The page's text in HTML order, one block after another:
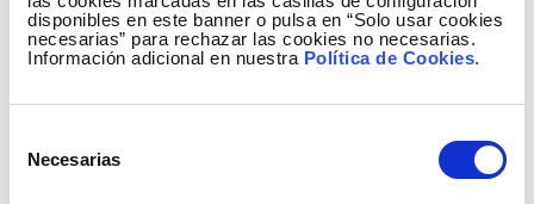
disponibles en este banner o pulsa en “Solo usar cookies
necesarias” para rechazar las cookies no necesarias.
Información adicional en nuestra Política de Cookies.
Necesarias
Nivel AAA:mejora la accesibilidad, pero su
pudiesen acceder a la información.
Publicamos una web responsive, desarrollada con
criterios generales de accesibilidad web nivel